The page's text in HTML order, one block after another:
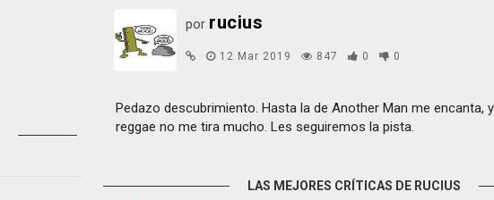
por rucius
12 Mar 2019 847 0 0
Pedazo descubrimiento. Hasta la de Another Man me encanta,
reggae no me tira mucho. Les seguiremos la pista.
LAS MEJORES CRÍTICAS DE RUCIUS